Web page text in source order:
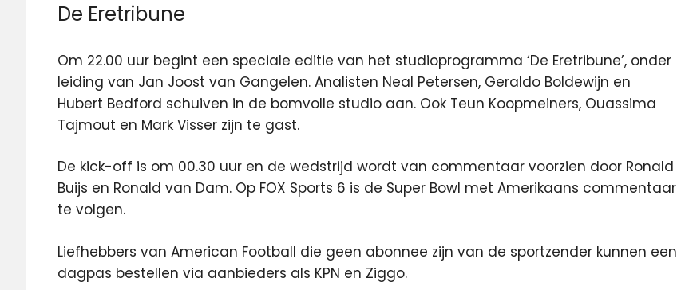
De Eretribune
Om 22.00 uur begint een speciale editie van het studioprogramma ‘De Eretribune’, onder
leiding van Jan Joost van Gangelen. Analisten Neal Petersen, Geraldo Boldewijn en
Hubert Bedford schuiven in de bomvolle studio aan. Ook Teun Koopmeiners, Ouassima
Tajmout en Mark Visser zijn te gast.
De kick-off is om 00.30 uur en de wedstrijd wordt van commentaar voorzien door Ronald
Buijs en Ronald van Dam. Op FOX Sports 6 is de Super Bowl met Amerikaans commentaar
te volgen.
Liefhebbers van American Football die geen abonnee zijn van de sportzender kunnen een
dagpas bestellen via aanbieders als KPN en Ziggo.